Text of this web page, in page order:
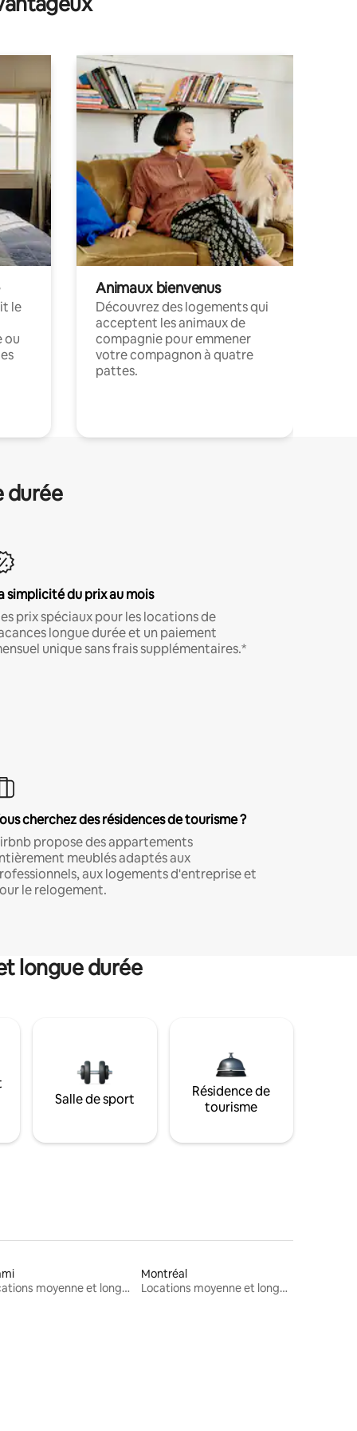
le
ou
Animaux bienvenus
Découvrez des logements qui
acceptent les animaux de
compagnie pour emmener
votre compagnon à quatre
pattes.
durée
simplicité du prix au mois
prix spéciaux pour les locations de
longue durée et un paiement
unique sans frais supplémentaires.*
cherchez des résidences de tourisme ?
propose des appartements
meublés adaptés aux
aux logements d'entreprise et
le relogement.
longue durée
Salle de sport
Résidence de
tourisme
Locations moyenne et longue durée
Montréal
Locations moyenne et longue durée